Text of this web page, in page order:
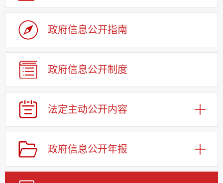
政府信息公开指南
政府信息公开制度
法定主动公开内容
政府信息公开年报